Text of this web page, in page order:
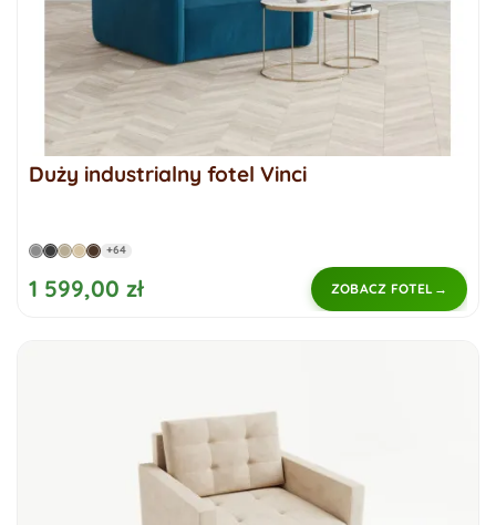
Duży industrialny fotel Vinci
+64
1 599,00 zł ZOBACZ FOTEL